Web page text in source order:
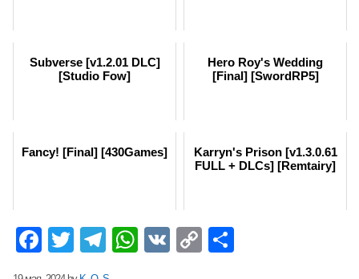
Subverse [v1.2.01 DLC]
[Studio Fow]
Hero Roy's Wedding
[Final] [SwordRP5]
Fancy! [Final] [430Games]
Karryn's Prison [v1.3.0.61
FULL + DLCs] [Remtairy]
Facebook
Twitter
Telegram
WhatsApp
VK Copy